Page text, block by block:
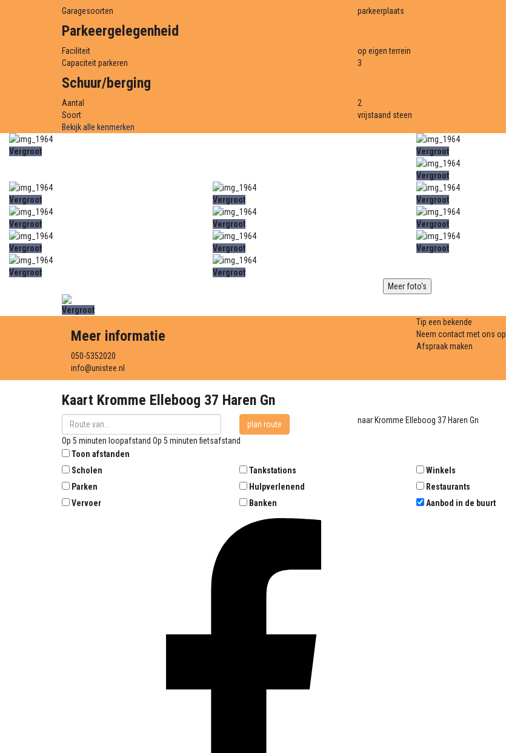
Garagesoorten parkeerplaats
Parkeergelegenheid
Faciliteit
op eigen terrein
Capaciteit parkeren
3
Schuur/berging
Aantal
2
Soort
vrijstaand steen
Bekijk alle kenmerken
Vergroot Vergroot
Vergroot
Vergroot Vergroot Vergroot
Vergroot Vergroot Vergroot
Vergroot Vergroot
Vergroot Vergroot
Vergroot
Meer foto's
Vergroot
Meer informatie
050-5352020
info@unistee.nl
Tip een bekende
Neem contact met ons op
Afspraak maken
Kaart Kromme Elleboog 37 Haren Gn
plan route naar Kromme Elleboog 37 Haren Gn
Op 5 minuten loopafstand Op 5 minuten fietsafstand
Toon afstanden
Scholen
Parken
Vervoer
Tankstations
Hulpverlenend
Banken
Winkels
Restaurants
Aanbod in de buurt